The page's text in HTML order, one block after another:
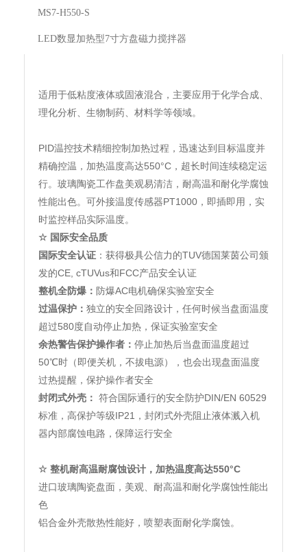
MS7-H550-S
LED数显加热型7寸方盘磁力搅拌器
适用于低粘度液体或固液混合，主要应用于化学合成、
理化分析、生物制药、材料学等领域。
PID温控技术精细控制加热过程，迅速达到目标温度并
精确控温，加热温度高达550°C，超长时间连续稳定运
行。玻璃陶瓷工作盘美观易清洁，耐高温和耐化学腐蚀
性能出色。可外接温度传感器PT1000，即插即用，实
时监控样品实际温度。
☆ 国际安全品质
国际安全认证 ：获得极具公信力的TUV德国莱茵公司颁
发的CE, cTUVus和FCC产品安全认证
整机全防爆： 防爆AC电机确保实验室安全
过温保护： 独立的安全回路设计，任何时候当盘面温度
超过580度自动停止加热，保证实验室安全
余热警告保护操作者： 停止加热后当盘面温度超过
50℃时（即便关机，不拔电源），也会出现盘面温度
过热提醒，保护操作者安全
封闭式外壳： 符合国际通行的安全防护DIN/EN 60529
标准，高保护等级IP21，封闭式外壳阻止液体溅入机
器内部腐蚀电路，保障运行安全
☆ 整机耐高温耐腐蚀设计，加热温度高达550°C
进口玻璃陶瓷盘面，美观、耐高温和耐化学腐蚀性能出
色
铝合金外壳散热性能好，喷塑表面耐化学腐蚀。